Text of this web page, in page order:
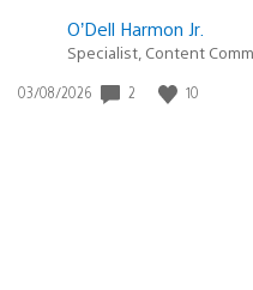
O’Dell Harmon Jr.
Specialist, Content
Date
03/08/2026 2 10